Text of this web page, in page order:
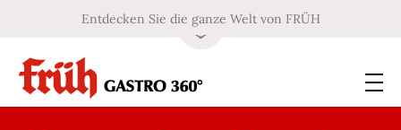
Entdecken Sie die ganze Welt von FRÜH